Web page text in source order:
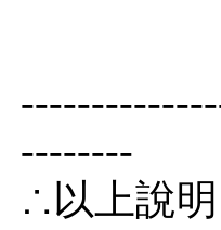
--------
∴以上說